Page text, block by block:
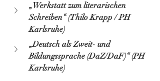
„Werkstatt zum literarischen
Schreiben“ (Thilo Krapp / PH
Karlsruhe)
„Deutsch als Zweit- und
Bildungssprache (DaZ/DaF)“ (PH
Karlsruhe)